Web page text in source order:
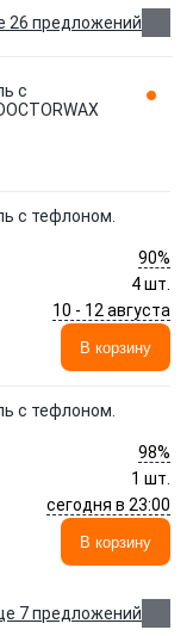
26 предложений
с
с тефлоном.
90%
4 шт.
10 - 12 августа
В корзину
с тефлоном.
98%
1 шт.
сегодня в 23:00
В корзину
7 предложений